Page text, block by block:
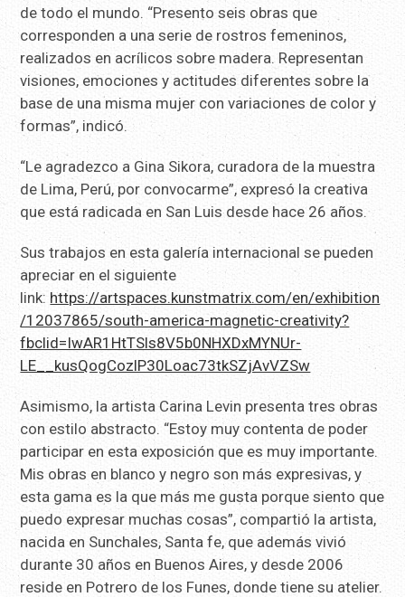
de todo el mundo. “Presento seis obras que
corresponden a una serie de rostros femeninos,
realizados en acrílicos sobre madera. Representan
visiones, emociones y actitudes diferentes sobre la
base de una misma mujer con variaciones de color y
formas”, indicó.
“Le agradezco a Gina Sikora, curadora de la muestra
de Lima, Perú, por convocarme”, expresó la creativa
que está radicada en San Luis desde hace 26 años.
Sus trabajos en esta galería internacional se pueden
apreciar en el siguiente
link: https://artspaces.kunstmatrix.com/en/exhibition
/12037865/south-america-magnetic-creativity?
fbclid=IwAR1HtTSls8V5b0NHXDxMYNUr-
LE__kusQogCozlP30Loac73tkSZjAvVZSw
Asimismo, la artista Carina Levin presenta tres obras
con estilo abstracto. “Estoy muy contenta de poder
participar en esta exposición que es muy importante.
Mis obras en blanco y negro son más expresivas, y
esta gama es la que más me gusta porque siento que
puedo expresar muchas cosas”, compartió la artista,
nacida en Sunchales, Santa fe, que además vivió
durante 30 años en Buenos Aires, y desde 2006
reside en Potrero de los Funes, donde tiene su atelier.